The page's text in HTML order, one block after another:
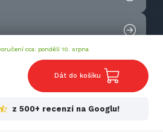
cca: pondělí 10. srpna
Dát do košíku
z 500+ recenzí na Googlu!